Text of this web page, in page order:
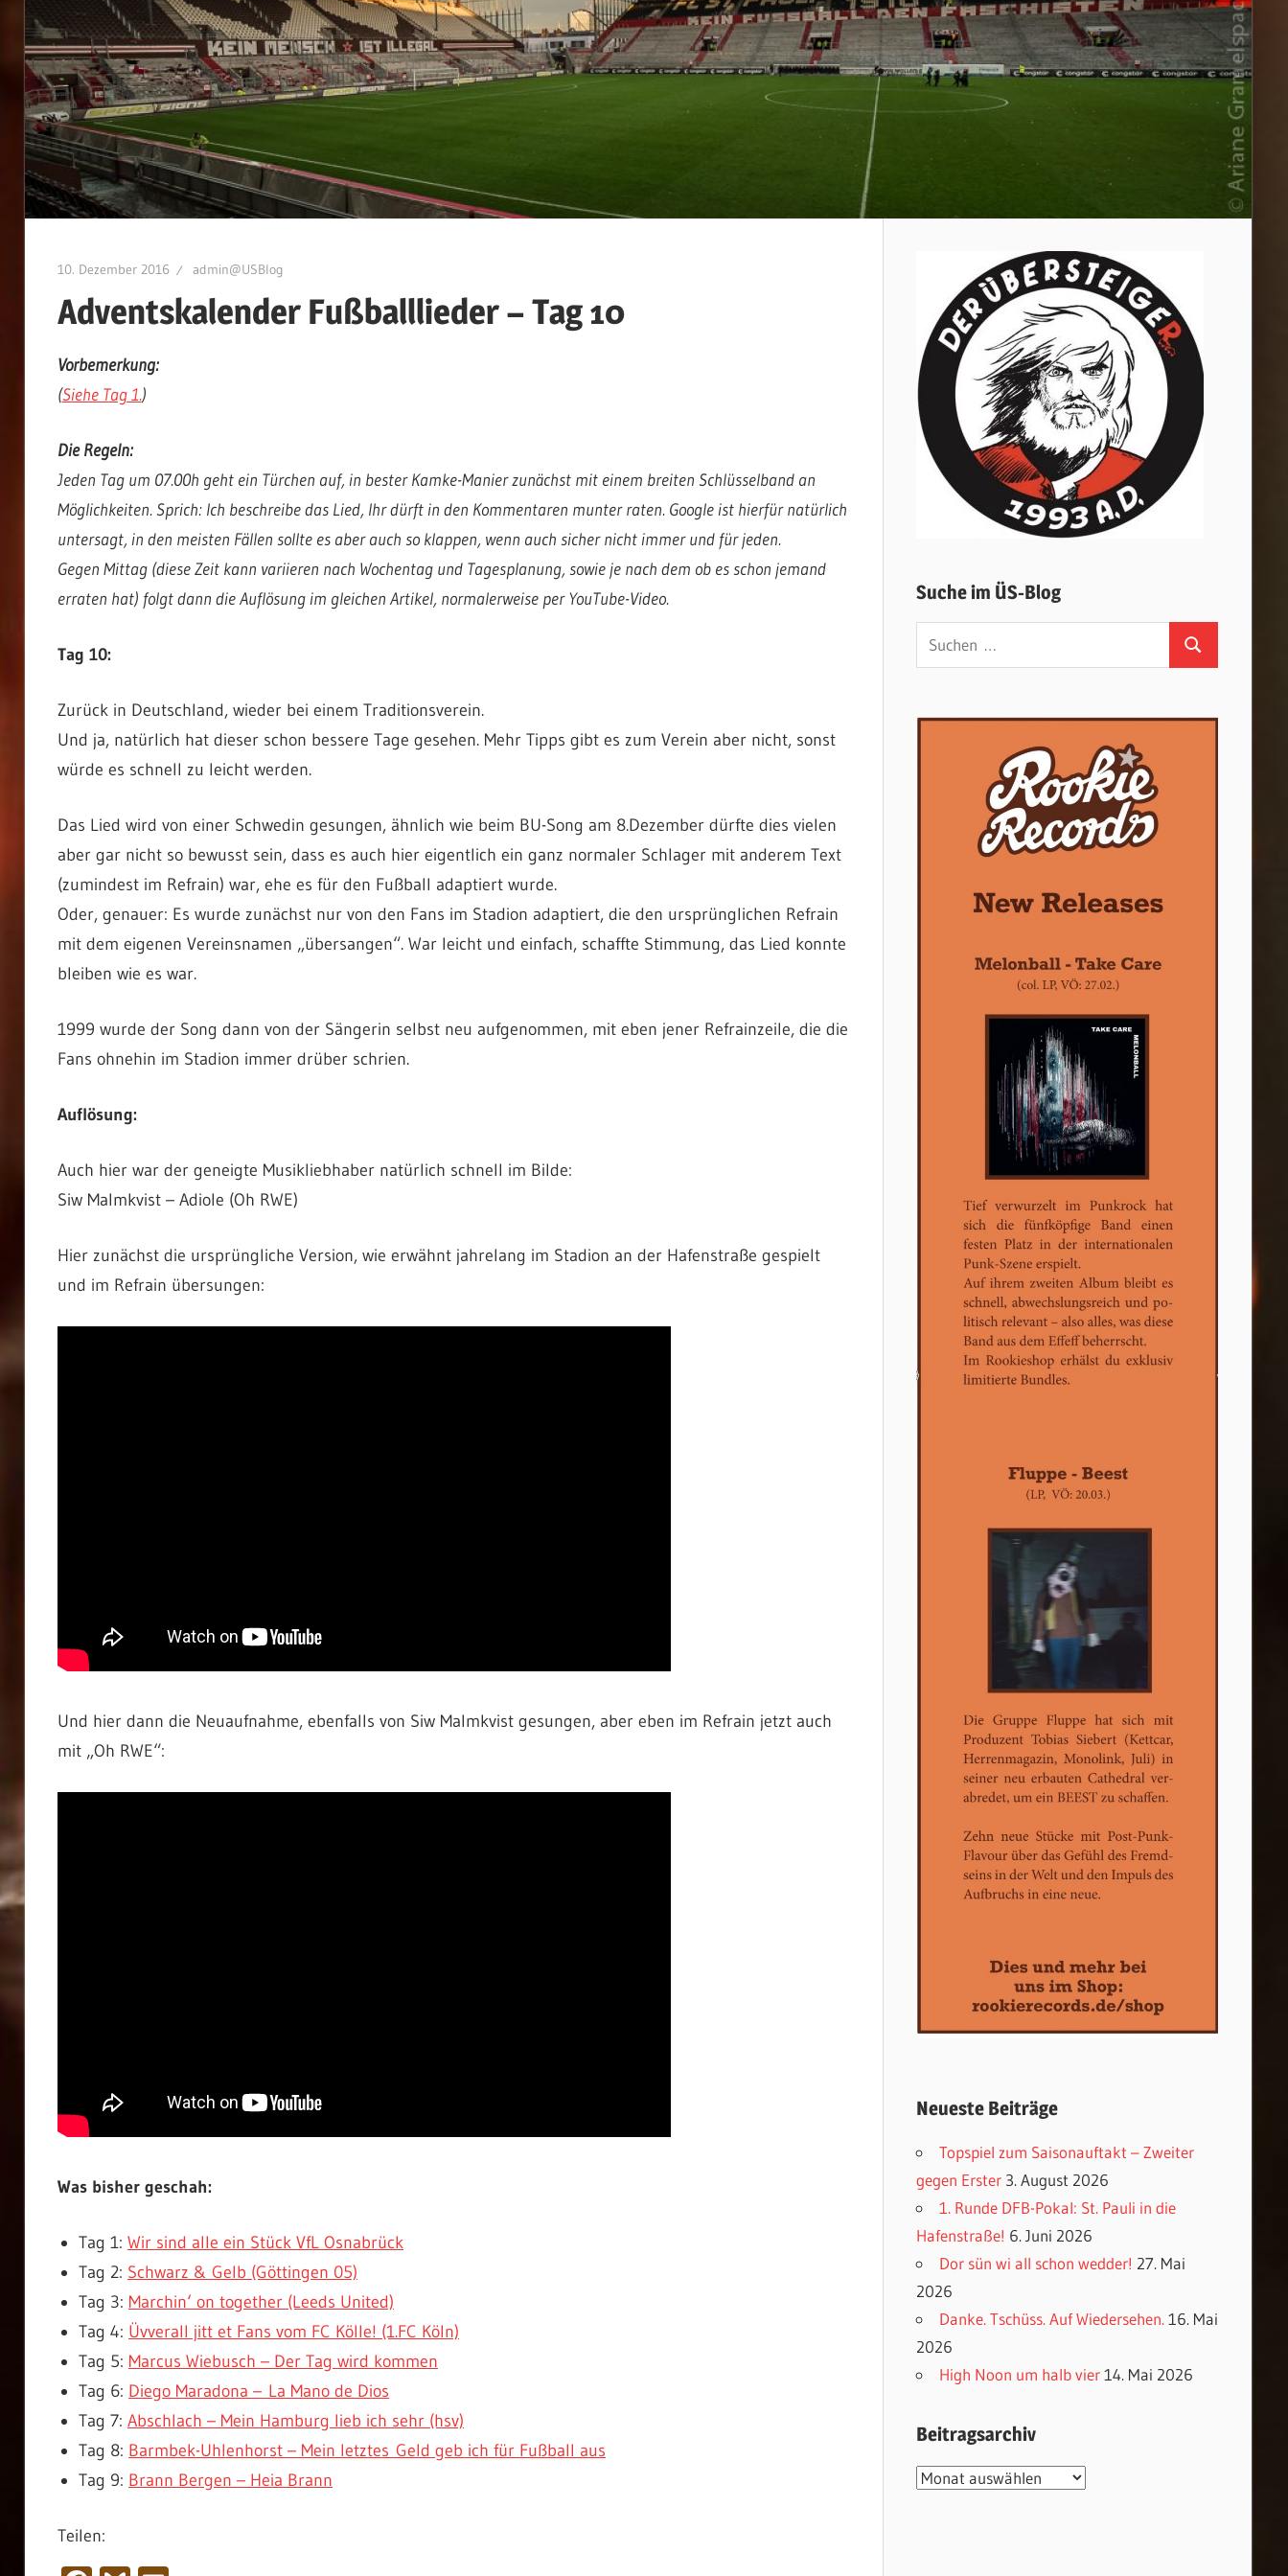
10. Dezember 2016 admin@USBlog
Adventskalender Fußballlieder – Tag 10
Vorbemerkung:
(Siehe Tag 1.)
Die Regeln:
Jeden Tag um 07.00h geht ein Türchen auf, in bester Kamke-Manier zunächst mit einem breiten Schlüsselband an
Möglichkeiten. Sprich: Ich beschreibe das Lied, Ihr dürft in den Kommentaren munter raten. Google ist hierfür natürlich
untersagt, in den meisten Fällen sollte es aber auch so klappen, wenn auch sicher nicht immer und für jeden.
Gegen Mittag (diese Zeit kann variieren nach Wochentag und Tagesplanung, sowie je nach dem ob es schon jemand
erraten hat) folgt dann die Auflösung im gleichen Artikel, normalerweise per YouTube-Video.
Tag 10:
Zurück in Deutschland, wieder bei einem Traditionsverein.
Und ja, natürlich hat dieser schon bessere Tage gesehen. Mehr Tipps gibt es zum Verein aber nicht, sonst
würde es schnell zu leicht werden.
Das Lied wird von einer Schwedin gesungen, ähnlich wie beim BU-Song am 8.Dezember dürfte dies vielen
aber gar nicht so bewusst sein, dass es auch hier eigentlich ein ganz normaler Schlager mit anderem Text
(zumindest im Refrain) war, ehe es für den Fußball adaptiert wurde.
Oder, genauer: Es wurde zunächst nur von den Fans im Stadion adaptiert, die den ursprünglichen Refrain
mit dem eigenen Vereinsnamen „übersangen“. War leicht und einfach, schaffte Stimmung, das Lied konnte
bleiben wie es war.
1999 wurde der Song dann von der Sängerin selbst neu aufgenommen, mit eben jener Refrainzeile, die die
Fans ohnehin im Stadion immer drüber schrien.
Auflösung:
Auch hier war der geneigte Musikliebhaber natürlich schnell im Bilde:
Siw Malmkvist – Adiole (Oh RWE)
Hier zunächst die ursprüngliche Version, wie erwähnt jahrelang im Stadion an der Hafenstraße gespielt
und im Refrain übersungen:
Und hier dann die Neuaufnahme, ebenfalls von Siw Malmkvist gesungen, aber eben im Refrain jetzt auch
mit „Oh RWE“:
Was bisher geschah:
Tag 1: Wir sind alle ein Stück VfL Osnabrück
Tag 2: Schwarz & Gelb (Göttingen 05)
Tag 3: Marchin‘ on together (Leeds United)
Tag 4: Üvverall jitt et Fans vom FC Kölle! (1.FC Köln)
Tag 5: Marcus Wiebusch – Der Tag wird kommen
Tag 6: Diego Maradona – La Mano de Dios
Tag 7: Abschlach – Mein Hamburg lieb ich sehr (hsv)
Tag 8: Barmbek-Uhlenhorst – Mein letztes Geld geb ich für Fußball aus
Tag 9: Brann Bergen – Heia Brann
Teilen:
Suche im ÜS-Blog
Suchen
nach:
Suchen
Neueste Beiträge
Topspiel zum Saisonauftakt – Zweiter
gegen Erster 3. August 2026
1. Runde DFB-Pokal: St. Pauli in die
Hafenstraße! 6. Juni 2026
Dor sün wi all schon wedder! 27. Mai
2026
Danke. Tschüss. Auf Wiedersehen. 16. Mai
2026
High Noon um halb vier 14. Mai 2026
Beitragsarchiv
Beitragsarchiv